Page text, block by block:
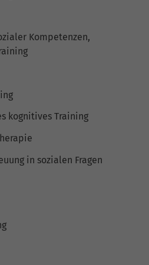
Kompetenzen,
kognitives Training
in sozialen Fragen